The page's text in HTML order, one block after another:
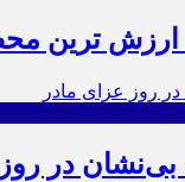
ارزش ترین
بی‌نشان در